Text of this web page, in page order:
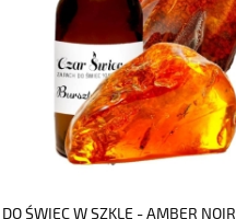
ŚWIEC W SZKLE - AMBER NOIR
do koszyka